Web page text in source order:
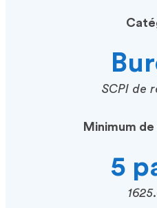
SCPI de
Minimum
5